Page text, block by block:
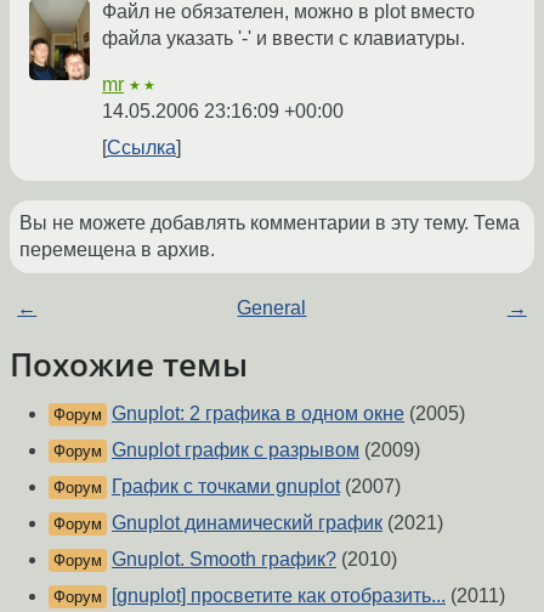
Файл не обязателен, можно в plot вместо
файла указать '-' и ввести с клавиатуры.
mr ★★
14.05.2006 23:16:09 +00:00
Ссылка
Вы не можете добавлять комментарии в эту тему. Тема
перемещена в архив.
← General →
Похожие темы
Форум Gnuplot: 2 графика в одном окне (2005)
Форум Gnuplot график с разрывом (2009)
Форум График с точками gnuplot(2007)
Форум Gnuplot динамический график (2021)
Форум Gnuplot. Smooth график? (2010)
Форум [gnuplot] просветите как отобразить... (2011)